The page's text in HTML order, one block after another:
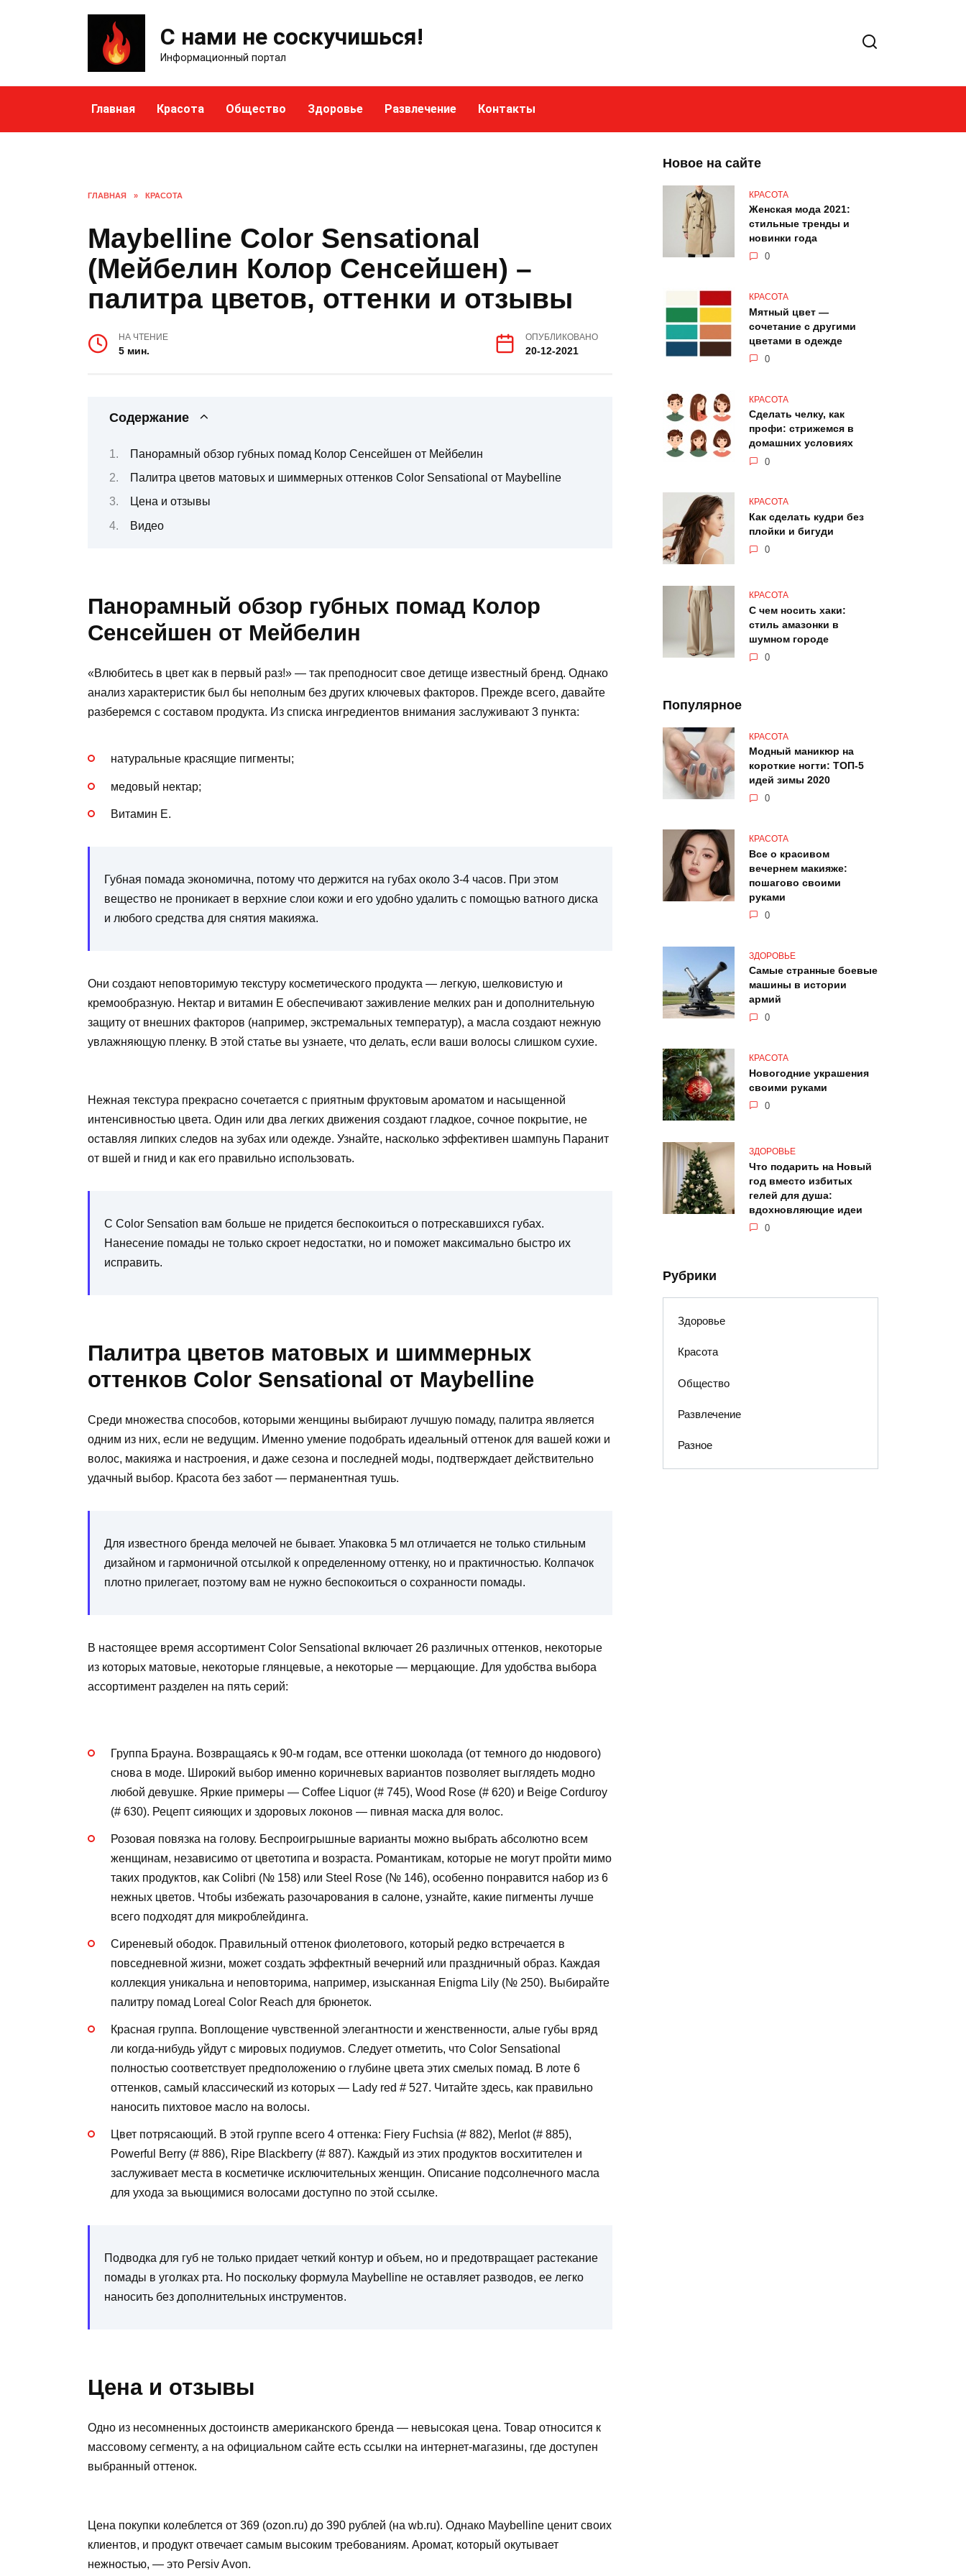
С нами не соскучишься!
Информационный портал
Главная Красота Общество Здоровье Развлечение Контакты
ГЛАВНАЯ » КРАСОТА
Maybelline Color Sensational
(Мейбелин Колор Сенсейшен) –
палитра цветов, оттенки и отзывы
НА ЧТЕНИЕ
5 мин.
ОПУБЛИКОВАНО
20-12-2021
Содержание
Панорамный обзор губных помад Колор Сенсейшен от Мейбелин
Палитра цветов матовых и шиммерных оттенков Color Sensational от Maybelline
Цена и отзывы
Видео
Панорамный обзор губных помад Колор
Сенсейшен от Мейбелин
«Влюбитесь в цвет как в первый раз!» — так преподносит свое детище известный бренд. Однако
анализ характеристик был бы неполным без других ключевых факторов. Прежде всего, давайте
разберемся с составом продукта. Из списка ингредиентов внимания заслуживают 3 пункта:
натуральные красящие пигменты;
медовый нектар;
Витамин Е.
Губная помада экономична, потому что держится на губах около 3-4 часов. При этом
вещество не проникает в верхние слои кожи и его удобно удалить с помощью ватного диска
и любого средства для снятия макияжа.
Они создают неповторимую текстуру косметического продукта — легкую, шелковистую и
кремообразную. Нектар и витамин Е обеспечивают заживление мелких ран и дополнительную
защиту от внешних факторов (например, экстремальных температур), а масла создают нежную
увлажняющую пленку. В этой статье вы узнаете, что делать, если ваши волосы слишком сухие.
Нежная текстура прекрасно сочетается с приятным фруктовым ароматом и насыщенной
интенсивностью цвета. Один или два легких движения создают гладкое, сочное покрытие, не
оставляя липких следов на зубах или одежде. Узнайте, насколько эффективен шампунь Паранит
от вшей и гнид и как его правильно использовать.
С Color Sensation вам больше не придется беспокоиться о потрескавшихся губах.
Нанесение помады не только скроет недостатки, но и поможет максимально быстро их
исправить.
Палитра цветов матовых и шиммерных
оттенков Color Sensational от Maybelline
Среди множества способов, которыми женщины выбирают лучшую помаду, палитра является
одним из них, если не ведущим. Именно умение подобрать идеальный оттенок для вашей кожи и
волос, макияжа и настроения, и даже сезона и последней моды, подтверждает действительно
удачный выбор. Красота без забот — перманентная тушь.
Для известного бренда мелочей не бывает. Упаковка 5 мл отличается не только стильным
дизайном и гармоничной отсылкой к определенному оттенку, но и практичностью. Колпачок
плотно прилегает, поэтому вам не нужно беспокоиться о сохранности помады.
В настоящее время ассортимент Color Sensational включает 26 различных оттенков, некоторые
из которых матовые, некоторые глянцевые, а некоторые — мерцающие. Для удобства выбора
ассортимент разделен на пять серий:
Группа Брауна. Возвращаясь к 90-м годам, все оттенки шоколада (от темного до нюдового)
снова в моде. Широкий выбор именно коричневых вариантов позволяет выглядеть модно
любой девушке. Яркие примеры — Coffee Liquor (# 745), Wood Rose (# 620) и Beige Corduroy
(# 630). Рецепт сияющих и здоровых локонов — пивная маска для волос.
Розовая повязка на голову. Беспроигрышные варианты можно выбрать абсолютно всем
женщинам, независимо от цветотипа и возраста. Романтикам, которые не могут пройти мимо
таких продуктов, как Colibri (№ 158) или Steel Rose (№ 146), особенно понравится набор из 6
нежных цветов. Чтобы избежать разочарования в салоне, узнайте, какие пигменты лучше
всего подходят для микроблейдинга.
Сиреневый ободок. Правильный оттенок фиолетового, который редко встречается в
повседневной жизни, может создать эффектный вечерний или праздничный образ. Каждая
коллекция уникальна и неповторима, например, изысканная Enigma Lily (№ 250). Выбирайте
палитру помад Loreal Color Reach для брюнеток.
Красная группа. Воплощение чувственной элегантности и женственности, алые губы вряд
ли когда-нибудь уйдут с мировых подиумов. Следует отметить, что Color Sensational
полностью соответствует предположению о глубине цвета этих смелых помад. В лоте 6
оттенков, самый классический из которых — Lady red # 527. Читайте здесь, как правильно
наносить пихтовое масло на волосы.
Цвет потрясающий. В этой группе всего 4 оттенка: Fiery Fuchsia (# 882), Merlot (# 885),
Powerful Berry (# 886), Ripe Blackberry (# 887). Каждый из этих продуктов восхитителен и
заслуживает места в косметичке исключительных женщин. Описание подсолнечного масла
для ухода за вьющимися волосами доступно по этой ссылке.
Подводка для губ не только придает четкий контур и объем, но и предотвращает растекание
помады в уголках рта. Но поскольку формула Maybelline не оставляет разводов, ее легко
наносить без дополнительных инструментов.
Цена и отзывы
Одно из несомненных достоинств американского бренда — невысокая цена. Товар относится к
массовому сегменту, а на официальном сайте есть ссылки на интернет-магазины, где доступен
выбранный оттенок.
Цена покупки колеблется от 369 (ozon.ru) до 390 рублей (на wb.ru). Однако Maybelline ценит своих
клиентов, и продукт отвечает самым высоким требованиям. Аромат, который окутывает
нежностью, — это Persiv Avon.
Новое на сайте
КРАСОТА
Женская мода 2021:
стильные тренды и
новинки года
0
КРАСОТА
Мятный цвет —
сочетание с другими
цветами в одежде
0
КРАСОТА
Сделать челку, как
профи: стрижемся в
домашних условиях
0
КРАСОТА
Как сделать кудри без
плойки и бигуди
0
КРАСОТА
С чем носить хаки:
стиль амазонки в
шумном городе
0
Популярное
КРАСОТА
Модный маникюр на
короткие ногти: ТОП-5
идей зимы 2020
0
КРАСОТА
Все о красивом
вечернем макияже:
пошагово своими
руками
0
ЗДОРОВЬЕ
Самые странные боевые
машины в истории
армий
0
КРАСОТА
Новогодние украшения
своими руками
0
ЗДОРОВЬЕ
Что подарить на Новый
год вместо избитых
гелей для душа:
вдохновляющие идеи
0
Рубрики
Здоровье
Красота
Общество
Развлечение
Разное